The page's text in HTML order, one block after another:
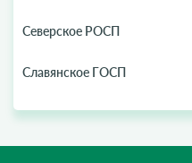
Северское РОСП
Славянское ГОСП